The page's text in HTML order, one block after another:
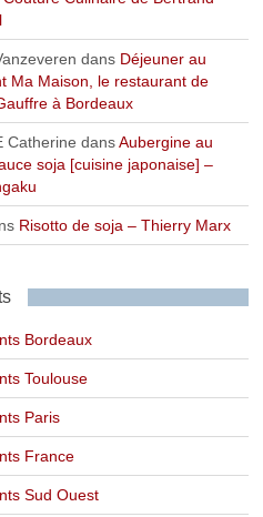
dans Déjeuner au
Ma Maison, le restaurant de
à Bordeaux
Catherine dansAubergine au
soja [cuisine japonaise] –
Risotto de soja – Thierry Marx
Bordeaux
Toulouse
Paris
France
Sud Ouest